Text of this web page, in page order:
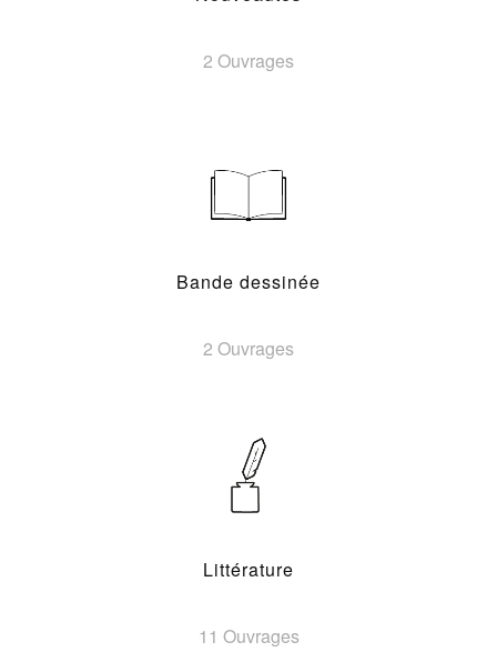
2 Ouvrages
Bande dessinée
2 Ouvrages
Littérature
11 Ouvrages